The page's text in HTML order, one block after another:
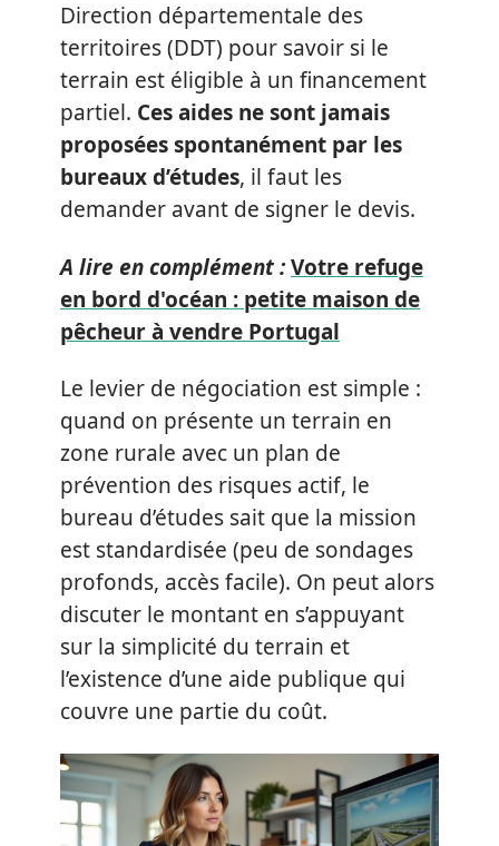
Direction départementale des
territoires (DDT) pour savoir si le
terrain est éligible à un financement
partiel. Ces aides ne sont jamais
proposées spontanément par les
bureaux d’études, il faut les
demander avant de signer le devis.
A lire en complément :Votre refuge
en bord d'océan : petite maison de
pêcheur à vendre Portugal
Le levier de négociation est simple :
quand on présente un terrain en
zone rurale avec un plan de
prévention des risques actif, le
bureau d’études sait que la mission
est standardisée (peu de sondages
profonds, accès facile). On peut alors
discuter le montant en s’appuyant
sur la simplicité du terrain et
l’existence d’une aide publique qui
couvre une partie du coût.